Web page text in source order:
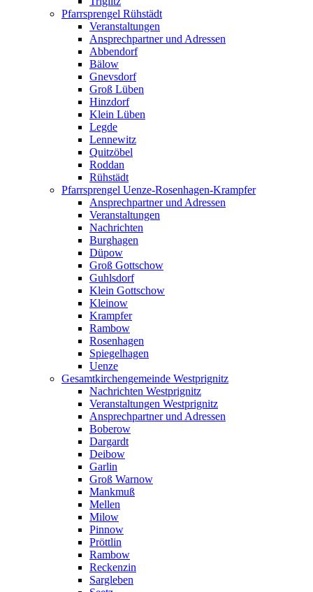
Pfarrsprengel Rühstädt
Veranstaltungen
Ansprechpartner und Adressen
Abbendorf
Bälow
Gnevsdorf
Groß Lüben
Hinzdorf
Klein Lüben
Legde
Lennewitz
Quitzöbel
Roddan
Rühstädt
Pfarrsprengel Uenze-Rosenhagen-Krampfer
Ansprechpartner und Adressen
Veranstaltungen
Nachrichten
Burghagen
Düpow
Groß Gottschow
Guhlsdorf
Klein Gottschow
Kleinow
Krampfer
Rambow
Rosenhagen
Spiegelhagen
Uenze
Gesamtkirchengemeinde Westprignitz
Nachrichten Westprignitz
Veranstaltungen Westprignitz
Ansprechpartner und Adressen
Boberow
Dargardt
Deibow
Garlin
Groß Warnow
Mankmuß
Mellen
Milow
Pinnow
Pröttlin
Rambow
Reckenzin
Sargleben